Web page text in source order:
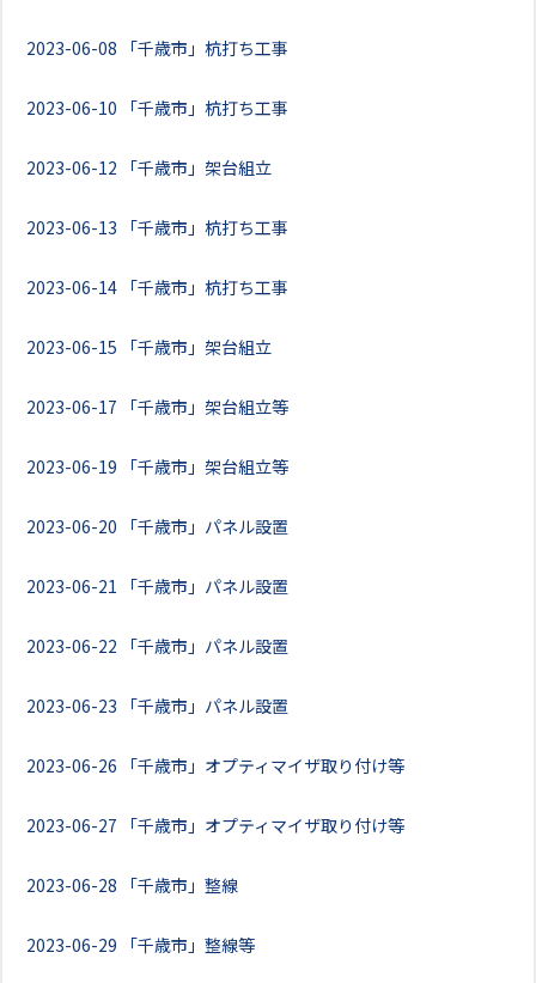
2023-06-08 「千歳市」杭打ち工事
2023-06-10 「千歳市」杭打ち工事
2023-06-12 「千歳市」架台組立
2023-06-13 「千歳市」杭打ち工事
2023-06-14 「千歳市」杭打ち工事
2023-06-15 「千歳市」架台組立
2023-06-17 「千歳市」架台組立等
2023-06-19 「千歳市」架台組立等
2023-06-20 「千歳市」パネル設置
2023-06-21 「千歳市」パネル設置
2023-06-22 「千歳市」パネル設置
2023-06-23 「千歳市」パネル設置
2023-06-26 「千歳市」オプティマイザ取り付け等
2023-06-27 「千歳市」オプティマイザ取り付け等
2023-06-28 「千歳市」整線
2023-06-29 「千歳市」整線等